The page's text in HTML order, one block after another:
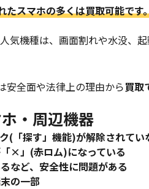
たスマホの多くは買取可能です
気機種は、画面割れや水没、
安全面や法律上の理由から買取
・周辺機器
(「探す」機能)が解除されてい
×」(赤ロム)になっている
など、安全性に問題がある
の一部